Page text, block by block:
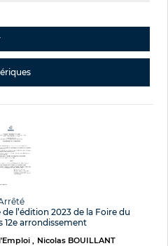
l’édition 2023 de la Foire du
12e arrondissement
Nicolas BOUILLANT